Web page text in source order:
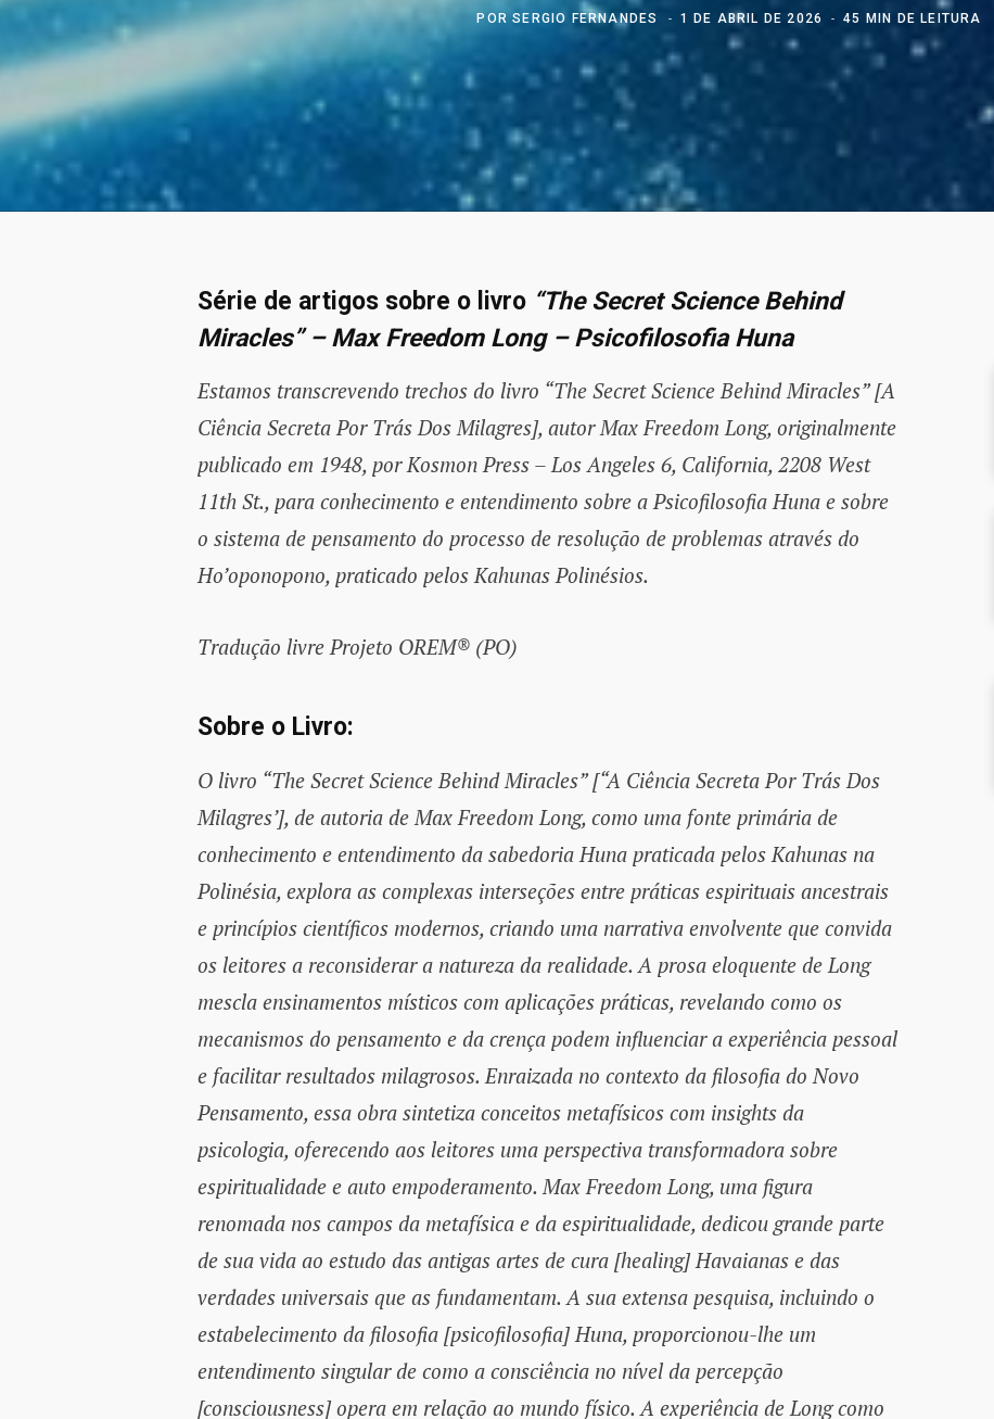
PORSERGIO FERNANDES 1 DE ABRIL DE 2026 45 MIN DE LEITURA
Série de artigos sobre o livro “The Secret Science Behind
Miracles” – Max Freedom Long – Psicofilosofia Huna
Estamos transcrevendo trechos do livro “The Secret Science Behind Miracles” [A
Ciência Secreta Por Trás Dos Milagres], autor Max Freedom Long, originalmente
publicado em 1948, por Kosmon Press – Los Angeles 6, California, 2208 West
11th St., para conhecimento e entendimento sobre a Psicofilosofia Huna e sobre
o sistema de pensamento do processo de resolução de problemas através do
Ho’oponopono, praticado pelos Kahunas Polinésios.
Tradução livre Projeto OREM® (PO)
Sobre o Livro:
O livro “The Secret Science Behind Miracles” [“A Ciência Secreta Por Trás Dos
Milagres’], de autoria de Max Freedom Long, como uma fonte primária de
conhecimento e entendimento da sabedoria Huna praticada pelos Kahunas na
Polinésia, explora as complexas interseções entre práticas espirituais ancestrais
e princípios científicos modernos, criando uma narrativa envolvente que convida
os leitores a reconsiderar a natureza da realidade. A prosa eloquente de Long
mescla ensinamentos místicos com aplicações práticas, revelando como os
mecanismos do pensamento e da crença podem influenciar a experiência pessoal
e facilitar resultados milagrosos. Enraizada no contexto da filosofia do Novo
Pensamento, essa obra sintetiza conceitos metafísicos com insights da
psicologia, oferecendo aos leitores uma perspectiva transformadora sobre
espiritualidade e auto empoderamento. Max Freedom Long, uma figura
renomada nos campos da metafísica e da espiritualidade, dedicou grande parte
de sua vida ao estudo das antigas artes de cura [healing] Havaianas e das
verdades universais que as fundamentam. A sua extensa pesquisa, incluindo o
estabelecimento da filosofia [psicofilosofia] Huna, proporcionou-lhe um
entendimento singular de como a consciência no nível da percepção
[consciousness] opera em relação ao mundo físico. A experiência de Long como